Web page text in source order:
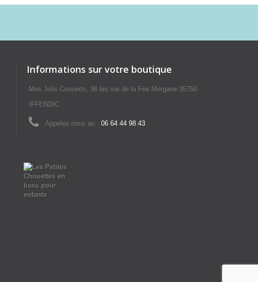
Informations sur votre boutique
Mes Jolis Couverts, 36 bis rue de la Fée Morgane 35750
IFFENDIC
Appelez-nous au : 06 64 44 98 43